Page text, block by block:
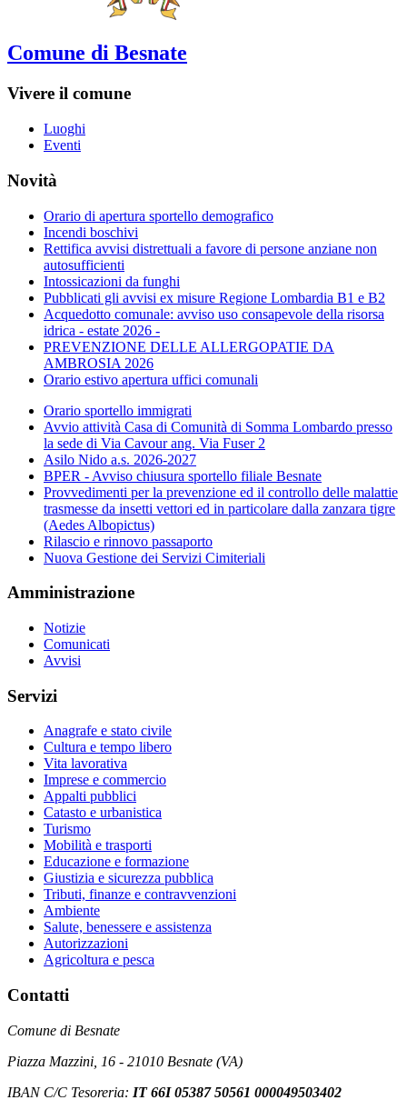
Comune di Besnate
Vivere il comune
Luoghi
Eventi
Novità
Orario di apertura sportello demografico
Incendi boschivi
Rettifica avvisi distrettuali a favore di persone anziane non
autosufficienti
Intossicazioni da funghi
Pubblicati gli avvisi ex misure Regione Lombardia B1 e B2
Acquedotto comunale: avviso uso consapevole della risorsa
idrica - estate 2026 -
PREVENZIONE DELLE ALLERGOPATIE DA
AMBROSIA 2026
Orario estivo apertura uffici comunali
Orario sportello immigrati
Avvio attività Casa di Comunità di Somma Lombardo presso
la sede di Via Cavour ang. Via Fuser 2
Asilo Nido a.s. 2026-2027
BPER - Avviso chiusura sportello filiale Besnate
Provvedimenti per la prevenzione ed il controllo delle malattie
trasmesse da insetti vettori ed in particolare dalla zanzara tigre
(Aedes Albopictus)
Rilascio e rinnovo passaporto
Nuova Gestione dei Servizi Cimiteriali
Amministrazione
Notizie
Comunicati
Avvisi
Servizi
Anagrafe e stato civile
Cultura e tempo libero
Vita lavorativa
Imprese e commercio
Appalti pubblici
Catasto e urbanistica
Turismo
Mobilità e trasporti
Educazione e formazione
Giustizia e sicurezza pubblica
Tributi, finanze e contravvenzioni
Ambiente
Salute, benessere e assistenza
Autorizzazioni
Agricoltura e pesca
Contatti
Comune di Besnate
Piazza Mazzini, 16 - 21010 Besnate (VA)
IBAN C/C Tesoreria: IT 66I 05387 50561 000049503402